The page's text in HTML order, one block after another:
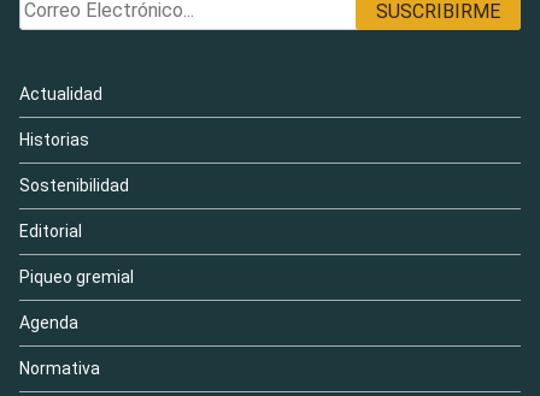
Actualidad
Historias
Sostenibilidad
Editorial
Piqueo gremial
Agenda
Normativa